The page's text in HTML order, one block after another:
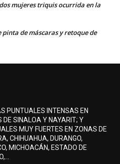
mujeres triquis ocurrida en la
pinta de máscaras y retoque de
PUNTUALES INTENSAS EN
DE SINALOA Y NAYARIT; Y
MUY FUERTES EN ZONAS DE
CHIHUAHUA, DURANGO,
MICHOACÁN, ESTADO DE